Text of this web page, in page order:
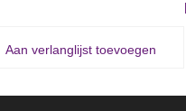
Aan verlanglijst toevoegen